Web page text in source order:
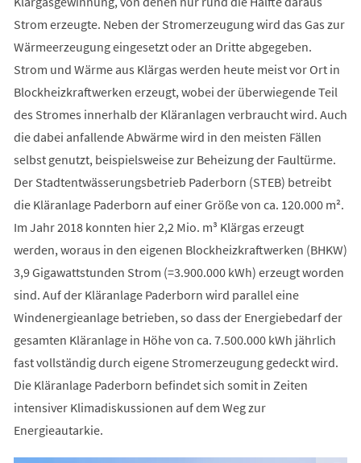
Strom erzeugte. Neben der Stromerzeugung wird das Gas zur
Wärmeerzeugung eingesetzt oder an Dritte abgegeben.
Strom und Wärme aus Klärgas werden heute meist vor Ort in
Blockheizkraftwerken erzeugt, wobei der überwiegende Teil
des Stromes innerhalb der Kläranlagen verbraucht wird. Auch
die dabei anfallende Abwärme wird in den meisten Fällen
selbst genutzt, beispielsweise zur Beheizung der Faultürme.
Der Stadtentwässerungsbetrieb Paderborn (STEB) betreibt
die Kläranlage Paderborn auf einer Größe von ca. 120.000 m².
Im Jahr 2018 konnten hier 2,2 Mio. m³ Klärgas erzeugt
werden, woraus in den eigenen Blockheizkraftwerken (BHKW)
3,9 Gigawattstunden Strom (=3.900.000 kWh) erzeugt worden
sind. Auf der Kläranlage Paderborn wird parallel eine
Windenergieanlage betrieben, so dass der Energiebedarf der
gesamten Kläranlage in Höhe von ca. 7.500.000 kWh jährlich
fast vollständig durch eigene Stromerzeugung gedeckt wird.
Die Kläranlage Paderborn befindet sich somit in Zeiten
intensiver Klimadiskussionen auf dem Weg zur
Energieautarkie.